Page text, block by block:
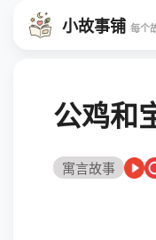
小故事铺 每个
公鸡和
寓言故事